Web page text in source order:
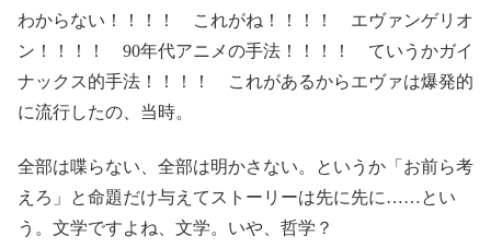
わからない！！！！ これがね！！！！ エヴァンゲリオ
ン！！！！ 90年代アニメの手法！！！！ ていうかガイ
ナックス的手法！！！！ これがあるからエヴァは爆発的
に流行したの、当時。
全部は喋らない、全部は明かさない。というか「お前ら考
えろ」と命題だけ与えてストーリーは先に先に……とい
う。文学ですよね、文学。いや、哲学？